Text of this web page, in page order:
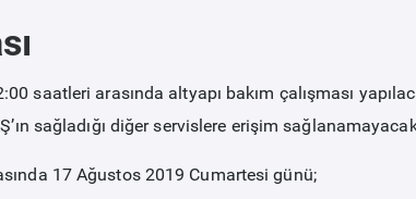
saatleri arasında altyapı bakım çalışması
sağladığı diğer servislere erişim
17 Ağustos 2019 Cumartesi günü;